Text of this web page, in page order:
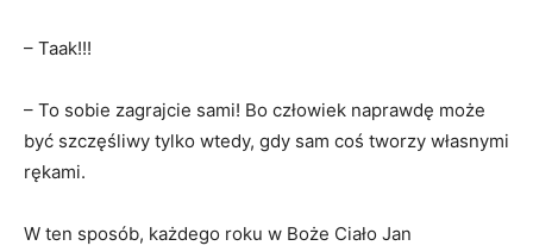
– Taak!!!
– To sobie zagrajcie sami! Bo człowiek naprawdę może
być szczęśliwy tylko wtedy, gdy sam coś tworzy własnymi
rękami.
W ten sposób, każdego roku w Boże Ciało Jan